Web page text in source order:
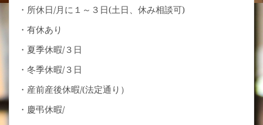
・所休日/月に１～３日(土日、休み相談可)
・有休あり
・夏季休暇/３日
・冬季休暇/３日
・産前産後休暇/(法定通り）
・慶弔休暇/